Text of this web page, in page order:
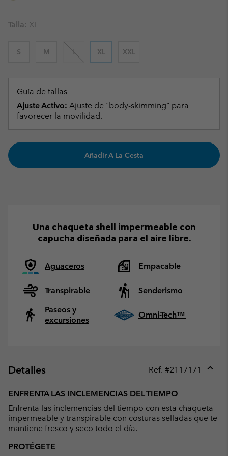
Talla: XL
S M L XL XXL
Guía de tallas
Ajuste Activo: Ajuste de "body-skimming" para
favorecer la movilidad.
Añadir A La Cesta
Una chaqueta shell impermeable con
capucha diseñada para el aire libre.
Aguaceros Empacable
Transpirable
Senderismo
Paseos y
excursiones
Omni-Tech™
Detalles Ref. #2117171
ENFRENTA LAS INCLEMENCIAS DEL TIEMPO
Enfrenta las inclemencias del tiempo con esta chaqueta
impermeable y transpirable con costuras selladas que te
mantiene fresco y seco todo el día.
PROTÉGETE